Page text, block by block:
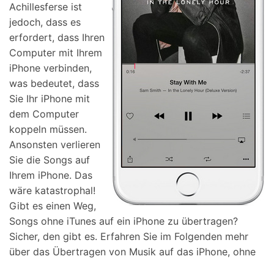
Achillesferse ist
jedoch, dass es
erfordert, dass Ihren
Computer mit Ihrem
iPhone verbinden,
was bedeutet, dass
Sie Ihr iPhone mit
dem Computer
koppeln müssen.
Ansonsten verlieren
Sie die Songs auf
Ihrem iPhone. Das
wäre katastrophal!
Gibt es einen Weg,
Songs ohne iTunes auf ein iPhone zu übertragen?
Sicher, den gibt es. Erfahren Sie im Folgenden mehr
über das Übertragen von Musik auf das iPhone, ohne